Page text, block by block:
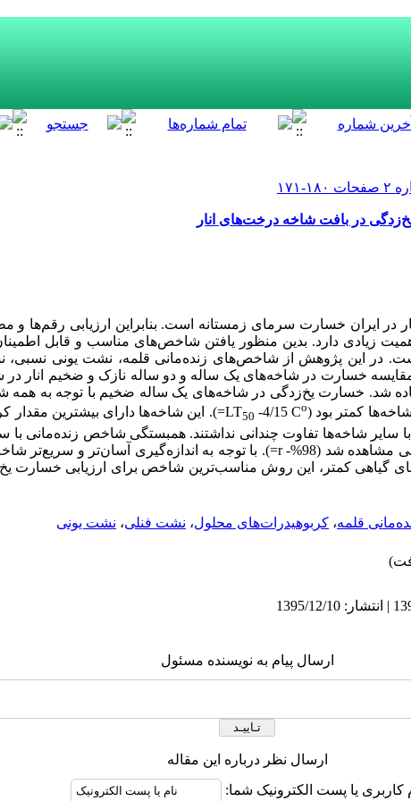
در بافت شاخه درخت‌های انار
در ایران خسارت سرمای زمستانه است. بنابراین ارزیابی رقم‌ها
زیادی دارد. بدین منظور یافتن شاخص‌های مناسب و قابل
در این پژوهش از شاخص‌های زنده‌‌مانی قلمه، نشت یونی
مقایسه خسارت در شاخه‌های یک ساله و دو ساله نازک و ضخیم انار
استفاده شد. خسارت یخ‌زدگی در شاخه‌های یک ساله ضخیم با توجه به
شاخه‌ها کمتر بود (o
C
4/15-
LT50
=). این شاخه‌ها دارای بیشترین مقدار
با سایر شاخه‌ها تفاوت چندانی نداشتند. همبستگی شاخص زنده‌مانی
شد (98%-
r
=). با توجه به اندازه‌گیری آسان‌تر و سریع‌تر
گیاهی کمتر، این روش مناسب‌ترین شاخص برای ارزیابی خسارت
قلمه، کربوهیدرات‌های محلول، نشت فنلی، نشت یونی
ارسال پیام به نویسنده مسئول
ارسال نظر درباره این مقاله
کاربری یا پست الکترونیک شما: